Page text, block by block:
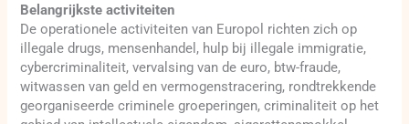
Belangrijkste activiteiten
De operationele activiteiten van Europol richten zich op
illegale drugs, mensenhandel, hulp bij illegale immigratie,
cybercriminaliteit, vervalsing van de euro, btw-fraude,
witwassen van geld en vermogenstracering, rondtrekkende
georganiseerde criminele groeperingen, criminaliteit op het